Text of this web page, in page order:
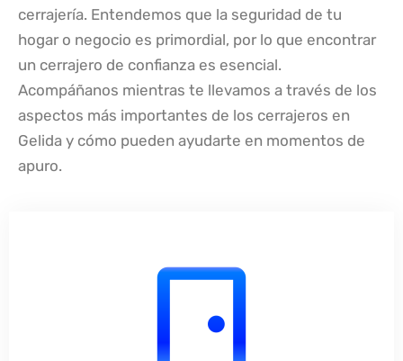
cerrajería. Entendemos que la seguridad de tu
hogar o negocio es primordial, por lo que encontrar
un cerrajero de confianza es esencial.
Acompáñanos mientras te llevamos a través de los
aspectos más importantes de los cerrajeros en
Gelida y cómo pueden ayudarte en momentos de
apuro.